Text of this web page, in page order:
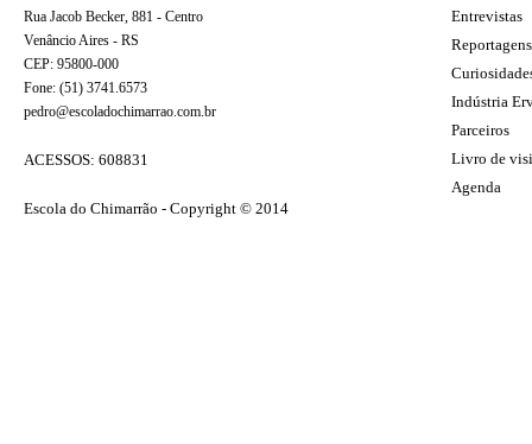
Rua Jacob Becker, 881 - Centro
Venâncio Aires - RS
CEP: 95800-000
Fone: (51) 3741.6573
pedro@escoladochimarrao.com.br
ACESSOS: 608831
Escola do Chimarrão - Copyright © 2014
Entrevistas
Reportagens
Indústria
Parceiros
Livro de
Agenda